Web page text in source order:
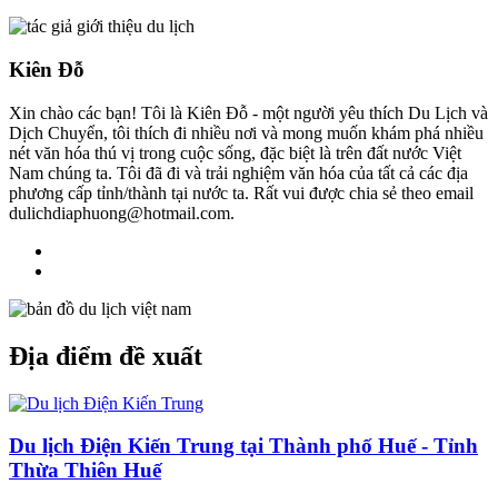
Kiên Đỗ
Xin chào các bạn! Tôi là Kiên Đỗ - một người yêu thích Du Lịch và
Dịch Chuyển, tôi thích đi nhiều nơi và mong muốn khám phá nhiều
nét văn hóa thú vị trong cuộc sống, đặc biệt là trên đất nước Việt
Nam chúng ta. Tôi đã đi và trải nghiệm văn hóa của tất cả các địa
phương cấp tỉnh/thành tại nước ta. Rất vui được chia sẻ theo email
dulichdiaphuong@hotmail.com.
Địa điểm đề xuất
Du lịch Điện Kiến Trung tại Thành phố Huế - Tỉnh
Thừa Thiên Huế